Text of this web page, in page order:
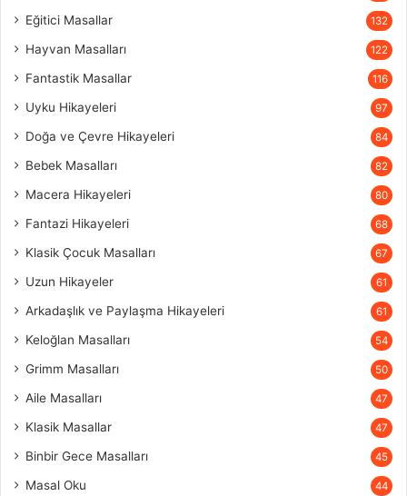
Eğitici Masallar 132
Hayvan Masalları 122
Fantastik Masallar 116
Uyku Hikayeleri 97
Doğa ve Çevre Hikayeleri 84
Bebek Masalları 82
Macera Hikayeleri 80
Fantazi Hikayeleri 68
Klasik Çocuk Masalları 67
Uzun Hikayeler 61
Arkadaşlık ve Paylaşma Hikayeleri 61
Keloğlan Masalları 54
Grimm Masalları 50
Aile Masalları 47
Klasik Masallar 47
Binbir Gece Masalları 45
Masal Oku 44